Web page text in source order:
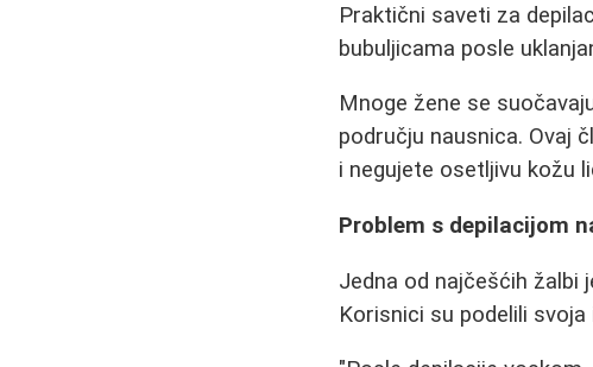
Praktični saveti za
bubuljicama posle
Mnoge žene se
području nausnica. Ovaj
i negujete osetljivu kožu
Problem s depilacijom
Jedna od najčešćih žalbi
Korisnici su podelili svoja